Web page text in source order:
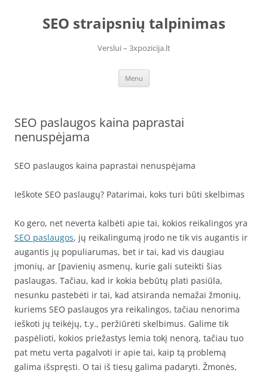
contentSEO straipsnių talpinimas
Verslui – 3xpozicija.lt
Menu
SEO paslaugos kaina paprastai
nenuspėjama
SEO paslaugos kaina paprastai nenuspėjama
Ieškote SEO paslaugų? Patarimai, koks turi būti skelbimas
Ko gero, net neverta kalbėti apie tai, kokios reikalingos yra
SEO paslaugos, jų reikalingumą įrodo ne tik vis augantis ir
augantis jų populiarumas, bet ir tai, kad vis daugiau
įmonių, ar [pavienių asmenų, kurie gali suteikti šias
paslaugas. Tačiau, kad ir kokia bebūtų plati pasiūla,
nesunku pastebėti ir tai, kad atsiranda nemažai žmonių,
kuriems SEO paslaugos yra reikalingos, tačiau nenorima
ieškoti jų teikėjų, t.y., peržiūrėti skelbimus. Galime tik
paspėlioti, kokios priežastys lemia tokį nenorą, tačiau tuo
pat metu verta pagalvoti ir apie tai, kaip tą problemą
galima išspręsti. O tai iš tiesų galima padaryti. Žmonės,